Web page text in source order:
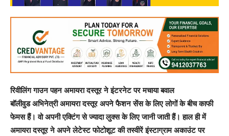
रिवीलिंग गाउन पहन अमायरा दस्तूर ने इंटरनेट पर मचाया बवाल
बॉलीवुड अभिनेत्री अमायरा दस्तूर अपने फैशन सेंस के लिए लोगों के बीच काफी
फेमस हैं। वो अपनी एक्टिंग से ज्यादा लुक्स के लिए जानी जाती हैं। हाल ही में
अमायरा दस्तूर ने अपने लेटेस्ट फोटोशूट की तस्वीरें इंस्टाग्राम अकाउंट पर